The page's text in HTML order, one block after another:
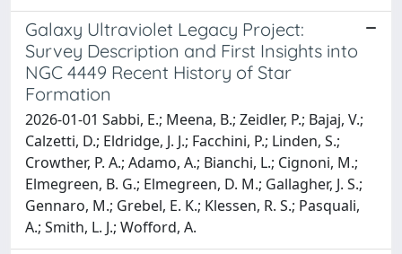
Galaxy Ultraviolet Legacy Project:
Survey Description and First Insights into
NGC 4449 Recent History of Star
Formation
2026-01-01 Sabbi, E.; Meena, B.; Zeidler, P.; Bajaj, V.;
Calzetti, D.; Eldridge, J. J.; Facchini, P.; Linden, S.;
Crowther, P. A.; Adamo, A.; Bianchi, L.; Cignoni, M.;
Elmegreen, B. G.; Elmegreen, D. M.; Gallagher, J. S.;
Gennaro, M.; Grebel, E. K.; Klessen, R. S.; Pasquali,
A.; Smith, L. J.; Wofford, A.